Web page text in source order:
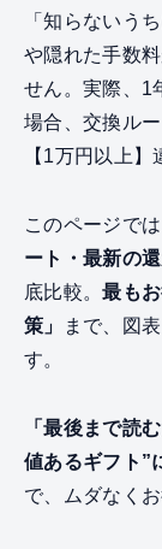
「知らないう
や隠れた手数
せん。実際、1
場合、交換ル
【1万円以上】
このページでは
ート・最新の
底比較。最も
策」
まで、図
す。
「最後まで読
値あるギフト”
で、ムダなく